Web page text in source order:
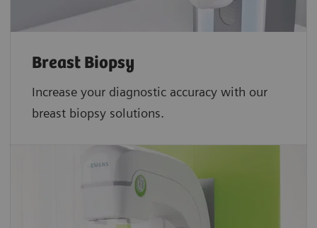
Breast Biopsy
Increase your diagnostic accuracy with our
breast biopsy solutions.